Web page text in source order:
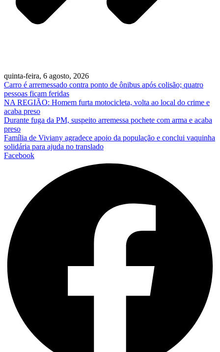
quinta-feira, 6 agosto, 2026
Carro é arremessado contra ponto de ônibus após colisão; quatro
pessoas ficam feridas
NA REGIÃO: Homem furta motocicleta, volta ao local do crime e
acaba preso
Durante fuga da PM, suspeito arremessa pochete com arma e acaba
preso
Família de Viviany agradece apoio da população e conclui vaquinha
solidária para ajuda no translado
Facebook